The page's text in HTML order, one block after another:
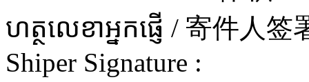
ហត្ថលេខាអ្នកផ្ញើ / 寄件人
Shiper Signature :